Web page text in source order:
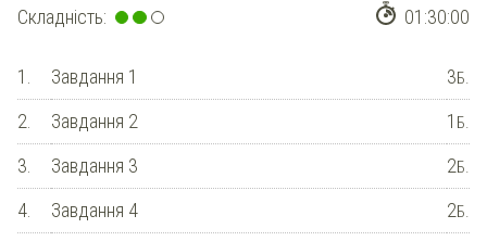
Складність: 01:30:00
1. Завдання 1 3Б.
2. Завдання 2 1 Б.
3. Завдання 3 2Б.
4. Завдання 4 2Б.